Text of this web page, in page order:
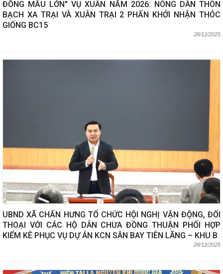
ĐỒNG MẪU LỚN" VỤ XUÂN NĂM 2026: NÔNG DÂN THÔN
BẠCH XA TRẠI VÀ XUÂN TRẠI 2 PHẤN KHỞI NHẬN THÓC
GIỐNG BC15
28/12/2025
UBND XÃ CHẤN HƯNG TỔ CHỨC HỘI NGHỊ VẬN ĐỘNG, ĐỐI
THOẠI VỚI CÁC HỘ DÂN CHƯA ĐỒNG THUẬN PHỐI HỢP
KIỂM KÊ PHỤC VỤ DỰ ÁN KCN SÂN BAY TIÊN LÃNG – KHU B
28/12/2025